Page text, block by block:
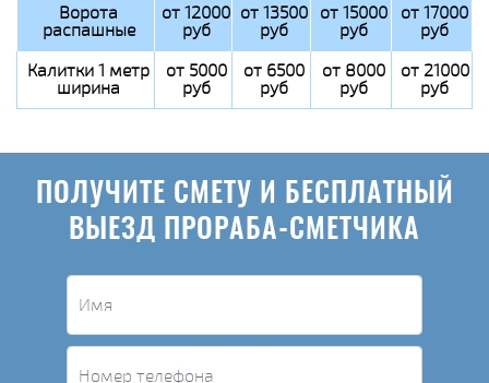
Ворота
распашные
от 12000
руб
от 13500
руб
от 15000
руб
от 17000
руб
Калитки 1 метр
ширина
от 5000
руб
от 6500
руб
от 8000
руб
от 21000
руб
ПОЛУЧИТЕ СМЕТУ И БЕСПЛАТНЫЙ
ВЫЕЗД ПРОРАБА-СМЕТЧИКА